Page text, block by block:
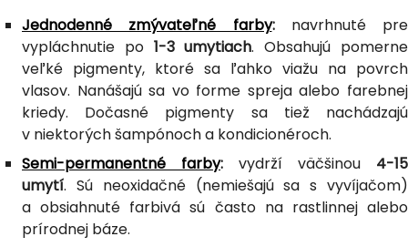
Jednodenné zmývateľné farby:navrhnuté pre
vypláchnutie po 1-3 umytiach. Obsahujú pomerne
veľké pigmenty, ktoré sa ľahko viažu na povrch
vlasov. Nanášajú sa vo forme spreja alebo farebnej
kriedy. Dočasné pigmenty sa tiež nachádzajú
v niektorých šampónoch a kondicionéroch.
Semi-permanentné farby: vydrží väčšinou 4-15
umytí. Sú neoxidačné (nemiešajú sa s vyvíjačom)
a obsiahnuté farbivá sú často na rastlinnej alebo
prírodnej báze.